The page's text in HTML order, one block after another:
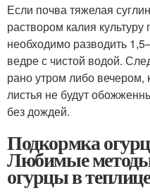
Если почва тяжелая
раствором калия
необходимо разводить
ведре с чистой водой.
рано утром либо вечером,
листья не будут
без дождей.
Подкормка
Любимые
огурцы в теплице